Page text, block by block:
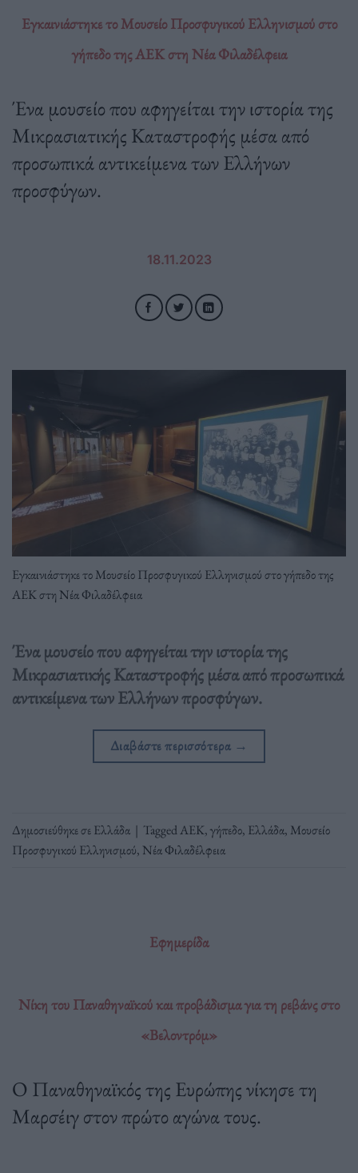
Εγκαινιάστηκε το Μουσείο Προσφυγικού Ελληνισμού στο
γήπεδο της ΑΕΚ στη Νέα Φιλαδέλφεια
Ένα μουσείο που αφηγείται την ιστορία της
Μικρασιατικής Καταστροφής μέσα από
προσωπικά αντικείμενα των Ελλήνων
προσφύγων.
18.11.2023
Εγκαινιάστηκε το Μουσείο Προσφυγικού Ελληνισμού στο γήπεδο της
ΑΕΚ στη Νέα Φιλαδέλφεια
Ένα μουσείο που αφηγείται την ιστορία της
Μικρασιατικής Καταστροφής μέσα από προσωπικά
αντικείμενα των Ελλήνων προσφύγων.
Διαβάστε περισσότερα →
Δημοσιεύθηκε σεΕλλάδα | TaggedΑΕΚ,γήπεδο, Ελλάδα, Μουσείο
Προσφυγικού Ελληνισμού, Νέα Φιλαδέλφεια
Εφημερίδα
Νίκη του Παναθηναϊκού και προβάδισμα για τη ρεβάνς στο
«Βελοντρόμ»
O Παναθηναϊκός της Ευρώπης νίκησε τη
Μαρσέιγ στον πρώτο αγώνα τους.